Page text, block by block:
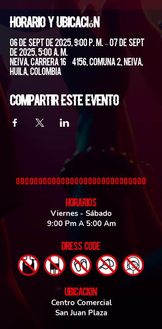
Horario y ubicación
06 de sept de 2025, 9:00 p. m. – 07 de sept
de 2025, 5:00 a. m.
Neiva, Carrera 16 #4156, Comuna 2, Neiva,
Huila, Colombia
Compartir este evento
HORARIOS
Viernes - Sábado
9:00 Pm A 5:00 Am
DRESS CODE
UBICACIoN
Centro Comercial
San Juan Plaza